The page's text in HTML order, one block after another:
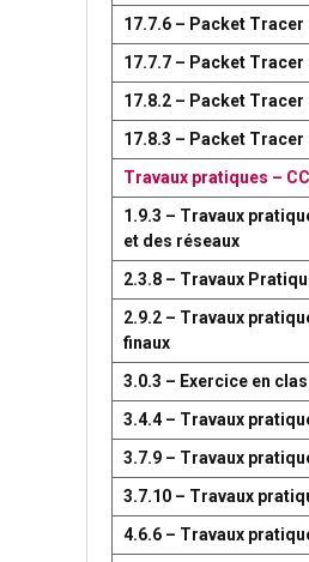
17.7.6 – Packet
17.7.7 – Packet
17.8.2 – Packet
17.8.3 – Packet
Travaux pratiques –
1.9.3 – Travaux
et des réseaux
2.3.8 – Travaux
2.9.2 – Travaux
finaux
3.0.3 – Exercice en
3.4.4 – Travaux
3.7.9 – Travaux
3.7.10 – Travaux
4.6.6 – Travaux